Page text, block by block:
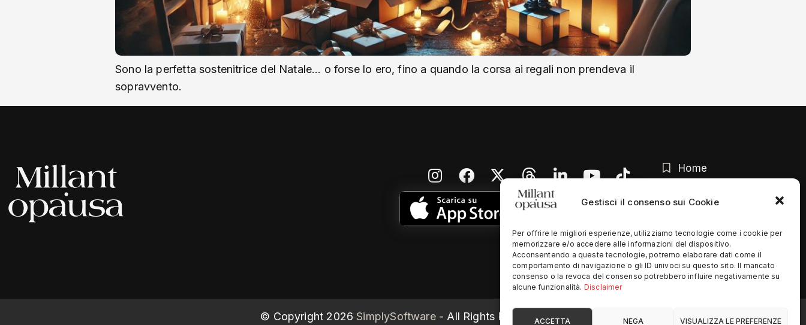
Gestisci il consenso sui Cookie
Per offrire le migliori esperienze, utilizziamo tecnologie come i cookie per
memorizzare e/o accedere alle informazioni del dispositivo.
Acconsentendo a queste tecnologie, potremo elaborare dati come il
comportamento di navigazione o gli ID univoci su questo sito. Il mancato
consenso o la revoca del consenso potrebbero influire negativamente su
alcune funzionalità. Disclaimer
ACCETTA NEGA VISUALIZZA LE PREFERENZE
Sono la perfetta sostenitrice del Natale… o forse lo ero, fino a quando la corsa ai regali non prendeva il
sopravvento.
Home
Privacy Policy
© Copyright 2026 SimplySoftware- All Rights Reserved